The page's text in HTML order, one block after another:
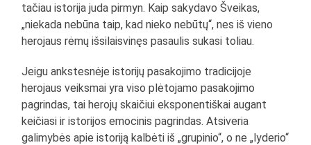
tačiau istorija juda pirmyn. Kaip sakydavo Šveikas,
„niekada nebūna taip, kad nieko nebūtų“, nes iš vieno
herojaus rėmų išsilaisvinęs pasaulis sukasi toliau.
Jeigu ankstesnėje istorijų pasakojimo tradicijoje
herojaus veiksmai yra viso plėtojamo pasakojimo
pagrindas, tai herojų skaičiui eksponentiškai augant
keičiasi ir istorijos emocinis pagrindas. Atsiveria
galimybės apie istoriją kalbėti iš „grupinio“, o ne „lyderio“